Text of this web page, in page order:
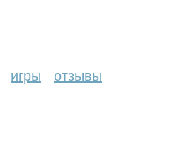
игры отзывы